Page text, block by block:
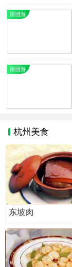
跟团游
跟团游
杭州美食
东坡肉